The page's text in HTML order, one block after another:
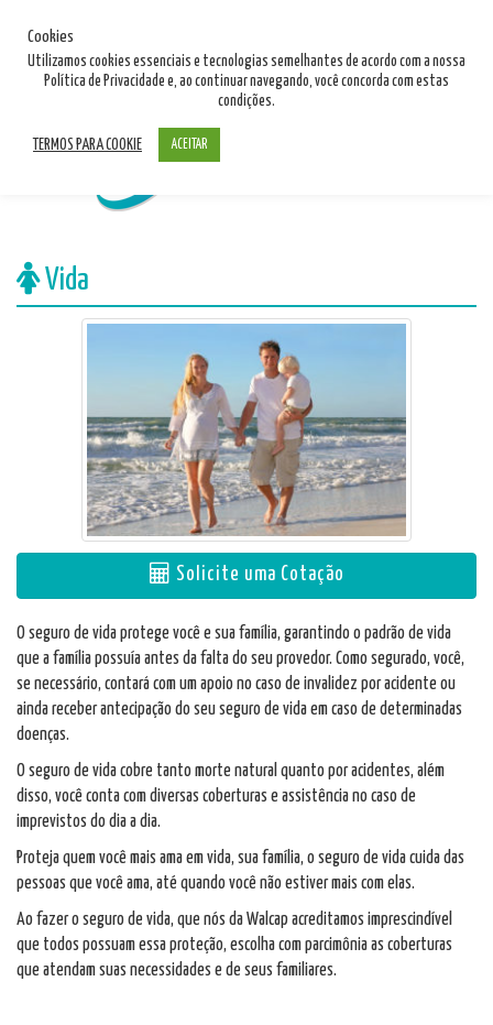
11 9380 22907
info@walcapseguros.com.br
Vida
Solicite uma Cotação
O seguro de vida protege você e sua família, garantindo o padrão de vida
que a família possuía antes da falta do seu provedor. Como segurado, você,
se necessário, contará com um apoio no caso de invalidez por acidente ou
ainda receber antecipação do seu seguro de vida em caso de determinadas
doenças.
O seguro de vida cobre tanto morte natural quanto por acidentes, além
disso, você conta com diversas coberturas e assistência no caso de
imprevistos do dia a dia.
Proteja quem você mais ama em vida, sua família, o seguro de vida cuida das
pessoas que você ama, até quando você não estiver mais com elas.
Ao fazer o seguro de vida, que nós da Walcap acreditamos imprescindível
que todos possuam essa proteção, escolha com parcimônia as coberturas
que atendam suas necessidades e de seus familiares.
Cookies
Utilizamos cookies essenciais e tecnologias semelhantes de acordo com a nossa
Política de Privacidade e, ao continuar navegando, você concorda com estas
condições.
TERMOS PARA COOKIE ACEITAR